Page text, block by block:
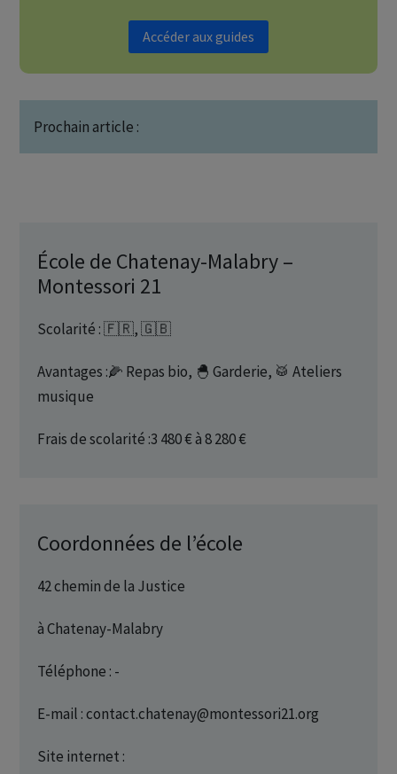
Accéder aux guides
Prochain article :
École de Chatenay-Malabry –
Montessori 21
Scolarité : 🇫🇷, 🇬🇧
Avantages :🌽 Repas bio, 🐣 Garderie, 🥁 Ateliers
musique
Frais de scolarité :3 480 € à 8 280 €
Coordonnées de l’école
42 chemin de la Justice
à Chatenay-Malabry
Téléphone : -
E-mail : contact.chatenay@montessori21.org
Site internet :